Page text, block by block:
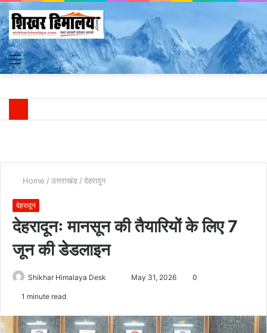
Menu
Home / उत्तराखंड / देहरादून
देहरादून
देहरादूनः मानसून की तैयारियों के लिए 7
जून की डेडलाइन
Shikhar Himalaya Desk May 31, 2026 0
1 minute read